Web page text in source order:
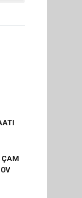
ÇAM